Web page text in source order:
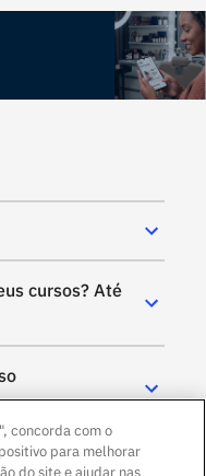
cursos? Até
concorda com o
para melhorar
do site e ajudar nas